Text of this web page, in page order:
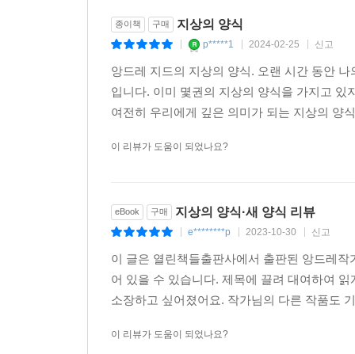
인간 존재의 고유성과 독자성에 대해 이보다 더
것과 동일한 설렘을 독자들이 경험하기를 바랐
결합시키기. 이것이야말로 『지상의 양식』에서
종이책 구매 지상의 양식
p*****1 2024-02-25 신고
앙드레 지드의 지상의 양식. 오랜 시간 동안
입니다. 이미 몇권의 지상의 양식을 가지고
여전히 우리에게 깊은 의미가 되는 지상의 양
이 리뷰가 도움이 되었나요?
eBook 구매 지상의 양식·새 양식 리뷰
e********p 2023-10-30 신고
이 글은 열린책들출판사에서 출판된 앙드레
어 있을 수 있습니다. 제목에 끌려 대여하여
소장하고 싶어졌어요. 작가님의 다른 작품도
이 리뷰가 도움이 되었나요?